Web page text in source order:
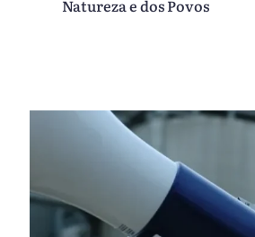
Natureza e dos Povos